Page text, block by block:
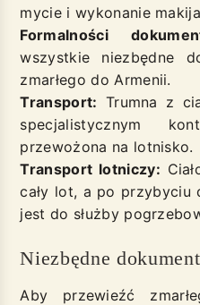
mycie i wykonanie
Formalności
wszystkie niezbędne
zmarłego do Armenii.
Transport: Trumna z
specjalistycznym
przewożona na lotnisko.
Transport lotniczy:
cały lot, a po przybyciu
jest do służby
Niezbędne
Aby przewieźć